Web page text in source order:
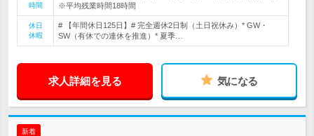
時間
※平均残業時間18時間
休日
休暇
# 【年間休日125日】# 完全週休2日制（土日祝休み）* GW・
SW（有休での連休を推進）* 夏季…
求人詳細を見る 気になる
新着